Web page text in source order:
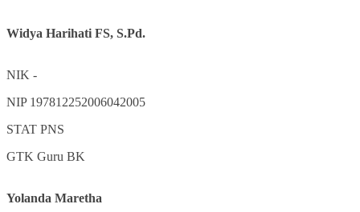
Widya Harihati FS, S.Pd.
NIK -
NIP 197812252006042005
STAT PNS
GTK Guru BK
Yolanda Maretha